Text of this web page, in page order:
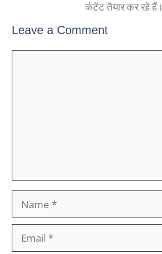
कंटेंट तैयार कर रहे हैं।
Leave a Comment